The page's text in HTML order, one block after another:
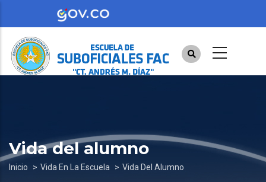
contenido
principal
Vida del alumno
Sobrescribir
Inicio Vida En La Escuela Vida Del Alumno